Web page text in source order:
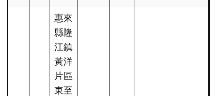
惠來
縣隆
江鎮
黃洋
片區
東至